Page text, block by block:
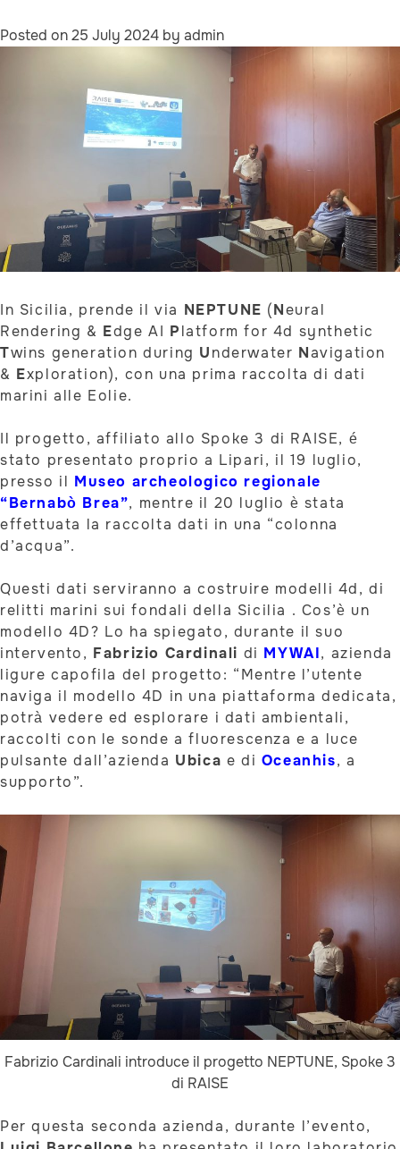
Posted on25 July 2024 by admin
In Sicilia, prende il via NEPTUNE (Neural
Rendering & Edge AI Platform for 4d synthetic
Twins generation during Underwater Navigation
& Exploration), con una prima raccolta di dati
marini alle Eolie.
Il progetto, affiliato allo Spoke 3 di RAISE, é
stato presentato proprio a Lipari, il 19 luglio,
presso il Museo archeologico regionale
“Bernabò Brea”, mentre il 20 luglio è stata
effettuata la raccolta dati in una “colonna
d’acqua”.
Questi dati serviranno a costruire modelli 4d, di
relitti marini sui fondali della Sicilia . Cos’è un
modello 4D? Lo ha spiegato, durante il suo
intervento, Fabrizio Cardinali di MYWAI, azienda
ligure capofila del progetto: “Mentre l’utente
naviga il modello 4D in una piattaforma dedicata,
potrà vedere ed esplorare i dati ambientali,
raccolti con le sonde a fluorescenza e a luce
pulsante dall’azienda Ubica e di Oceanhis, a
supporto”.
Fabrizio Cardinali introduce il progetto NEPTUNE, Spoke 3
di RAISE
Per questa seconda azienda, durante l’evento,